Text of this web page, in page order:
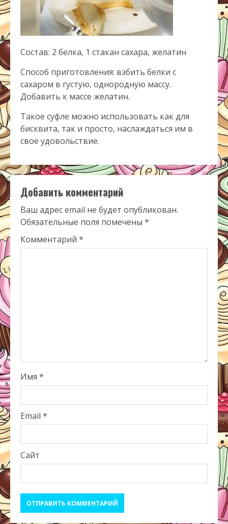
Состав: 2 белка, 1 стакан сахара, желатин
Способ приготовления: взбить белки с
сахаром в густую, однородную массу.
Добавить к массе желатин.
Такое суфле можно использовать как для
бисквита, так и просто, наслаждаться им в
свое удовольствие.
Добавить комментарий
Ваш адрес email не будет опубликован.
Обязательные поля помечены *
Комментарий *
Имя *
Email *
Сайт